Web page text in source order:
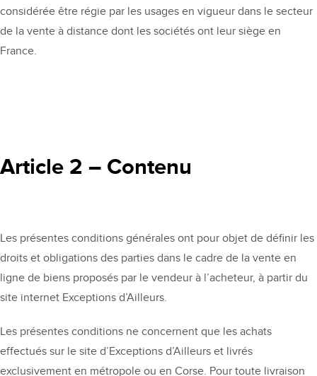
considérée être régie par les usages en vigueur dans le secteur
de la vente à distance dont les sociétés ont leur siège en
France.
Article 2 – Contenu
Les présentes conditions générales ont pour objet de définir les
droits et obligations des parties dans le cadre de la vente en
ligne de biens proposés par le vendeur à l’acheteur, à partir du
site internet Exceptions d’Ailleurs.
Les présentes conditions ne concernent que les achats
effectués sur le site d’Exceptions d’Ailleurs et livrés
exclusivement en métropole ou en Corse. Pour toute livraison